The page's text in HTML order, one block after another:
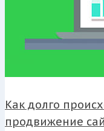
Как долго
продвижение